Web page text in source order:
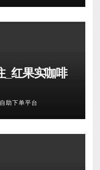
_红果实咖啡
助下单平台